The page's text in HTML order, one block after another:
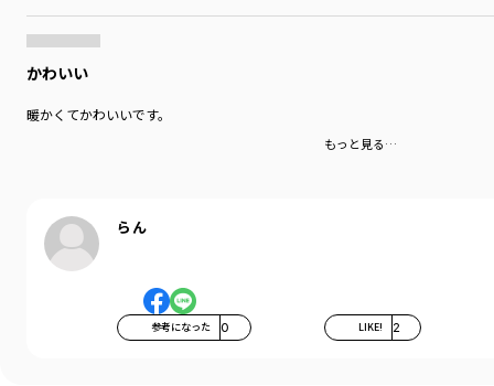
かわいい
暖かくてかわいいです。
もっと見る…
らん
参考になった 0 LIKE! 2